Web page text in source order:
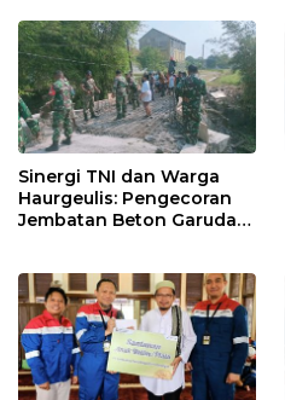
Sinergi TNI dan Warga
Haurgeulis: Pengecoran
Jembatan Beton Garuda